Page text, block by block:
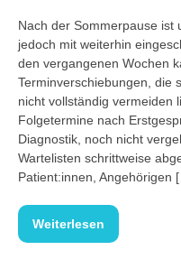
Nach der Sommerpause ist
jedoch mit weiterhin
den vergangenen Wochen
Terminverschiebungen, die
nicht vollständig vermeiden
Folgetermine nach
Diagnostik, noch nicht
Wartelisten schrittweise
Patient:innen, Angehörigen
Weiterlesen